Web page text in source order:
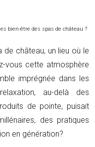
bien-être des spas de château ?
de château, un lieu où le
vous cette atmosphère
imprégnée dans les
au-delà des
de pointe, puisait
des pratiques
en génération?